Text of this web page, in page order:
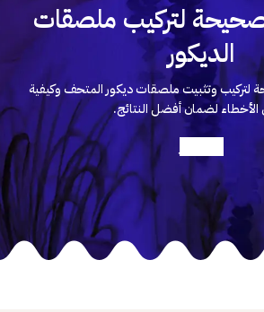
لتركيب ملصقات
الديكور
لتركيب وتثبيت ملصقات ديكور المتحف وكيفية
الأخطاء لضمان أفضل النتائج.